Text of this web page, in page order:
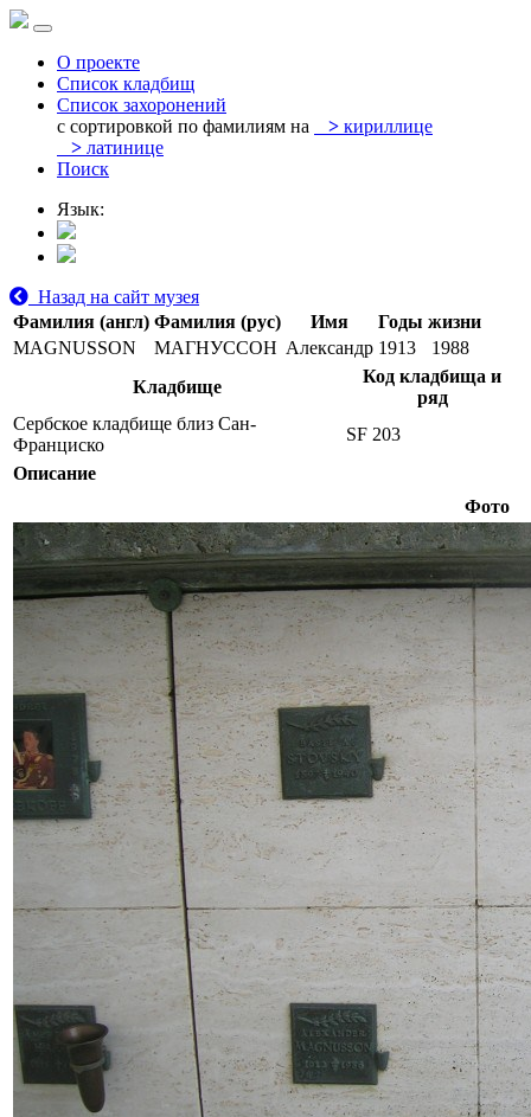
О проекте
Список кладбищ
Список захоронений
с сортировкой по фамилиям на
> кириллице
> латинице
Поиск
Язык:
Назад на сайт музея
Фамилия (англ) Фамилия (рус) Имя
Годы жизни
MAGNUSSON
МАГНУССОН Александр 1913
1988
Кладбище
Код кладбища и
ряд
Сербское кладбище близ Сан-
Франциско
SF 203
Описание
Фото